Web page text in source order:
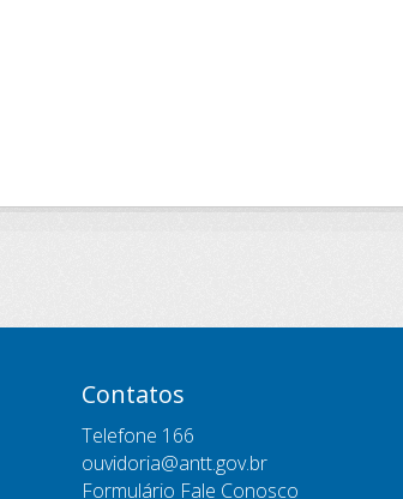
Contatos
Telefone 166
ouvidoria@antt.gov.br
Formulário Fale Conosco